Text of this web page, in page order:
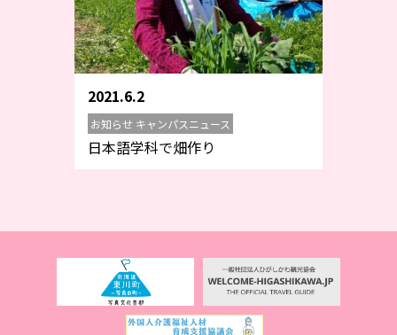
2021.6.2
お知らせ キャンパスニュース
日本語学科で畑作り